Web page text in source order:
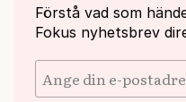
Förstå vad som
Fokus nyhetsbrev